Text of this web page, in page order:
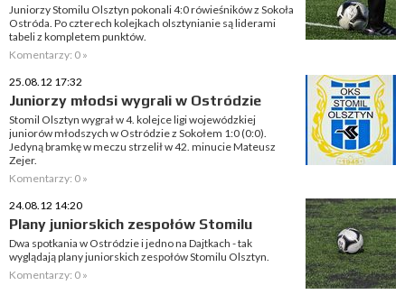
Juniorzy Stomilu Olsztyn pokonali 4:0 rówieśników z Sokoła
Ostróda. Po czterech kolejkach olsztynianie są liderami
tabeli z kompletem punktów.
Komentarzy: 0 »
25.08.12 17:32
Juniorzy młodsi wygrali w Ostródzie
Stomil Olsztyn wygrał w 4. kolejce ligi wojewódzkiej
juniorów młodszych w Ostródzie z Sokołem 1:0 (0:0).
Jedyną bramkę w meczu strzelił w 42. minucie Mateusz
Zejer.
Komentarzy: 0 »
24.08.12 14:20
Plany juniorskich zespołów Stomilu
Dwa spotkania w Ostródzie i jedno na Dajtkach - tak
wyglądają plany juniorskich zespołów Stomilu Olsztyn.
Komentarzy: 0 »